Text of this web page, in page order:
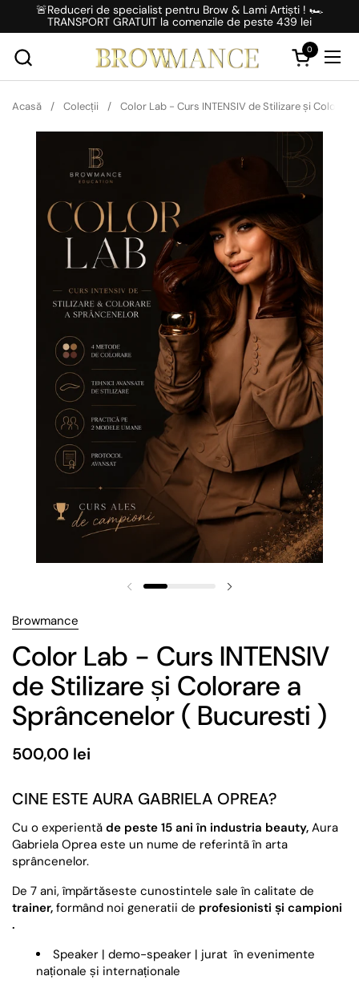
Salt la conținut
🚨Reduceri de specialist pentru Brow & Lami Artiști ! 🏎️
TRANSPORT GRATUIT la comenzile de peste 439 lei
Deschideți
0
Acasă / Colecții / Color Lab - Curs INTENSIV de Stilizare și
Browmance
Color Lab - Curs INTENSIV
de Stilizare și Colorare a
Sprâncenelor ( Bucuresti )
500,00 lei
CINE ESTE AURA GABRIELA OPREA?
Cu o experientă de peste 15 ani în industria beauty, Aura
Gabriela Oprea este un nume de referintã în arta
sprâncenelor.
De 7 ani, împărtăseste cunostintele sale în calitate de
trainer, formând noi generatii de profesionisti și campioni
.
Speaker | demo-speaker | jurat în evenimente
naționale și internaționale